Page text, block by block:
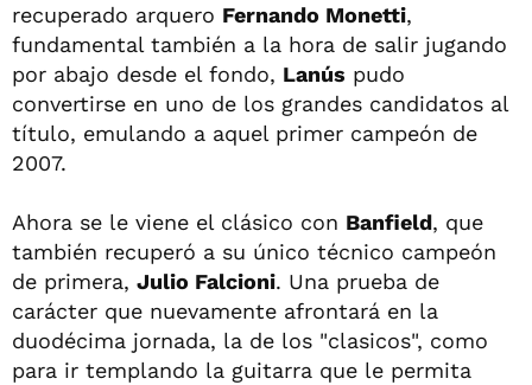
recuperado arquero Fernando Monetti,
fundamental también a la hora de salir jugando
por abajo desde el fondo, Lanús pudo
convertirse en uno de los grandes candidatos al
título, emulando a aquel primer campeón de
2007.
Ahora se le viene el clásico con Banfield, que
también recuperó a su único técnico campeón
de primera, Julio Falcioni. Una prueba de
carácter que nuevamente afrontará en la
duodécima jornada, la de los "clasicos", como
para ir templando la guitarra que le permita